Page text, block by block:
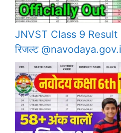
JNVST Class 9 Result
रिजल्ट